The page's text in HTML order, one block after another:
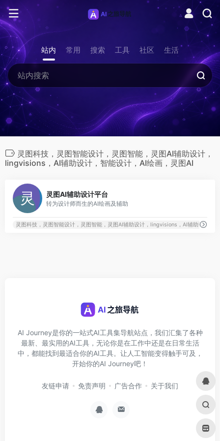
站内 常用 搜索 工具 社区 生活
灵图科技，灵图智能设计，灵图智能，灵图AI辅助设计，
lingvisions，AI辅助设计，智能设计，AI绘画，灵图AI
灵图AI辅助设计平台
转为设计师而生的AI绘画及辅助
灵图科技，灵图智能设计，灵图智能，灵图AI辅助设计，lingvisions，AI辅助设计，
AI Journey是你的一站式AI工具集导航站点，我们汇集了各种
最新、最实用的AI工具，无论你是在工作中还是在日常生活
中，都能找到最适合你的AI工具。让人工智能变得触手可及，
开始你的AI Journey吧！
友链申请 免责声明 广告合作 关于我们